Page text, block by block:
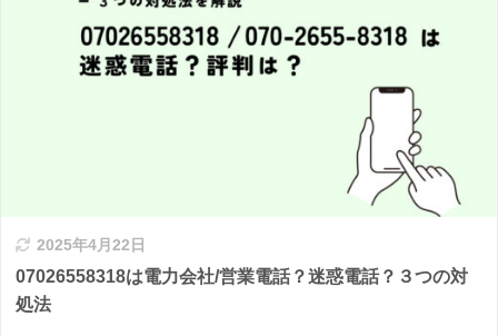
2025年4月22日
07026558318は電力会社/営業電話？迷惑電話？３つの対
処法